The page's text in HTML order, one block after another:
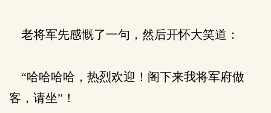
老将军先感慨了一句，然后开怀大笑道：
“哈哈哈哈，热烈欢迎！阁下来我将军府做
客，请坐”！